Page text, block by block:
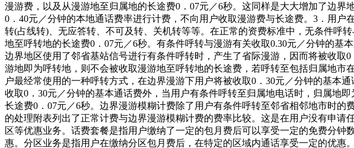
漫游费，以及从漫游地至归属地的长途费0．07元／6秒。这同样是大大增加了边
0．40元／分钟的本地通话费率进行计费，不向用户收取漫游费与长途费。3．用
转(占线转)、无应答转、不可及转、关机转等等。在正常的资费标准中，无条件呼
地至呼转地的长途费0．07元／6秒。有条件呼转与漫游有关收取0.30元／分钟的基
边界地区使用了邻省基站信号进行有条件呼转时，产生了省际漫游，因而将被收
游地即为呼转地，则不会被收取漫游地至呼转地的长途费，若呼转至包括归属地
户最经常使用的一种呼转方式，在边界漫游下用户将被收取0．30元／分钟的基本
收取0．30元／分钟的基本通话费外，当用户有条件呼转至归属地电话时，归属地
长途费0．07元／6秒。边界漫游模糊计费除了用户有条件呼转至邻省相邻地市时
的处理附表列出了正常计费与边界漫游模糊计费的费率比较。这是在用户没有申
区等优惠业务。话费套餐是指用户缴纳了一定的包月费后可以享受一定的免费分
惠。分区业务是指用户在缴纳分区包月费后，在特定的区域内通话享受一定的优